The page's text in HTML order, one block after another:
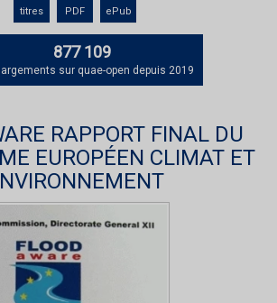
titres PDF ePub
877 109
sur quae-open depuis 2019
RAPPORT FINAL DU
EUROPÉEN CLIMAT ET